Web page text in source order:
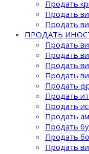
Продать
Продать
Продать
ПРОДАТЬ
Продать
Продать
Продать
Продать
Продать
Продать
Продать
Продать
Продать
Продать
Продать